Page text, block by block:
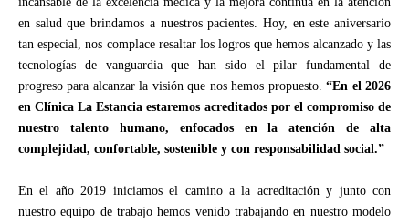
en salud que brindamos a nuestros pacientes. Hoy, en este aniversario
tan especial, nos complace resaltar los logros que hemos alcanzado y las
tecnologías de vanguardia que han sido el pilar fundamental de
progreso para alcanzar la visión que nos hemos propuesto.“En el 2026
en Clínica La Estancia estaremos acreditados por el compromiso de
nuestro talento humano, enfocados en la atención de alta
complejidad, confortable, sostenible y con responsabilidad social.”
En el año 2019 iniciamos el camino a la acreditación y junto con
nuestro equipo de trabajo hemos venido trabajando en nuestro modelo